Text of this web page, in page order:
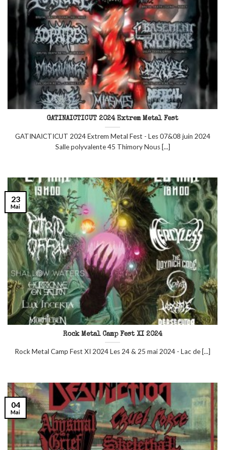
GATINAICTICUT 2024 Extrem Metal Fest
GATINAICTICUT 2024 Extrem Metal Fest - Les 07&08 juin 2024
Salle polyvalente 45 Thimory Nous [...]
Rock Metal Camp Fest XI 2024
Rock Metal Camp Fest XI 2024 Les 24 & 25 mai 2024 - Lac de [...]
23
Mai
04
Mai